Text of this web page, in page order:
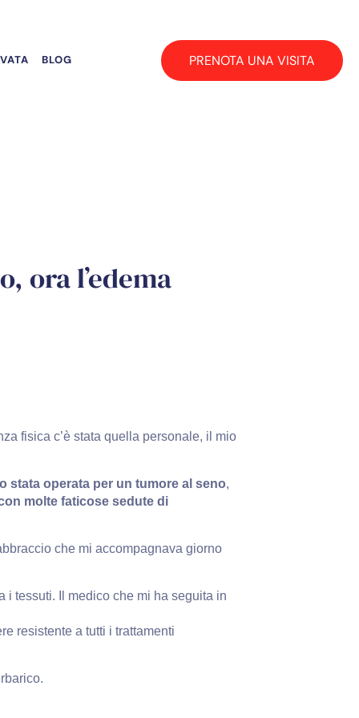
BLOG PRENOTA UNA VISITA
ora l’edema
fisica c’è stata quella personale, il mio
stata operata per un tumore al seno,
molte faticose sedute di
che mi accompagnava giorno
i tessuti. Il medico che mi ha seguita in
resistente a tutti i trattamenti